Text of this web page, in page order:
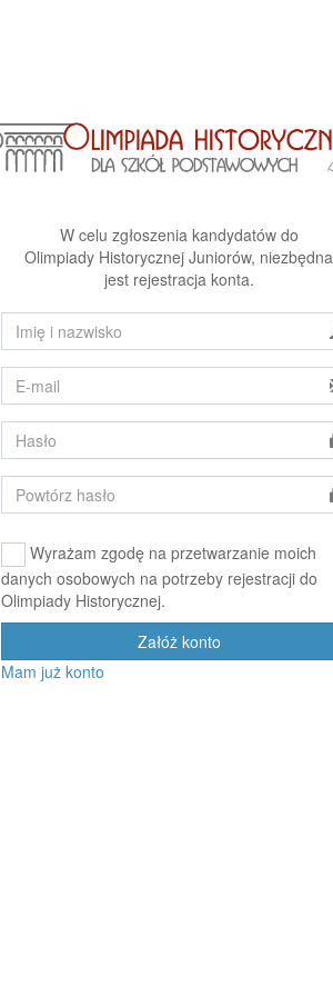
W celu zgłoszenia kandydatów do
Olimpiady Historycznej Juniorów, niezbędna
jest rejestracja konta.
Wyrażam zgodę na przetwarzanie moich
danych osobowych na potrzeby rejestracji do
Olimpiady Historycznej.
Załóż konto
Mam już konto